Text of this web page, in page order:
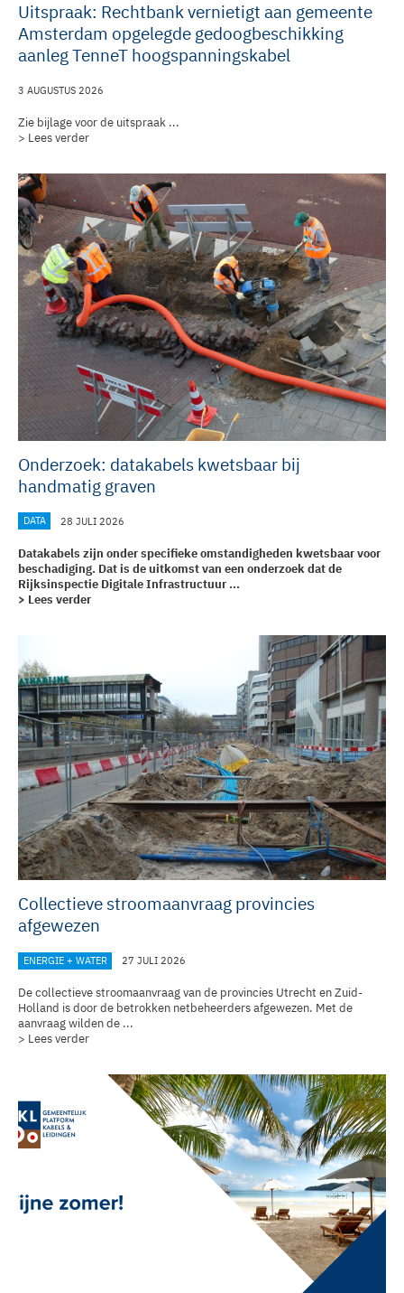
Uitspraak: Rechtbank vernietigt aan gemeente
Amsterdam opgelegde gedoogbeschikking
aanleg TenneT hoogspanningskabel
3 AUGUSTUS 2026
Zie bijlage voor de uitspraak ...
> Lees verder
Onderzoek: datakabels kwetsbaar bij
handmatig graven
DATA 28 JULI 2026
Datakabels zijn onder specifieke omstandigheden kwetsbaar voor
beschadiging. Dat is de uitkomst van een onderzoek dat de
Rijksinspectie Digitale Infrastructuur ...
> Lees verder
Collectieve stroomaanvraag provincies
afgewezen
ENERGIE + WATER 27 JULI 2026
De collectieve stroomaanvraag van de provincies Utrecht en Zuid-
Holland is door de betrokken netbeheerders afgewezen. Met de
aanvraag wilden de ...
> Lees verder